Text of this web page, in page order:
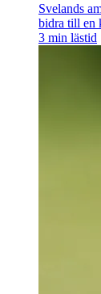
Svelands
bidra till en
3 min lästid